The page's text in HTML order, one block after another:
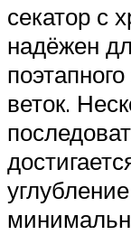
секатор с
надёжен
веток.